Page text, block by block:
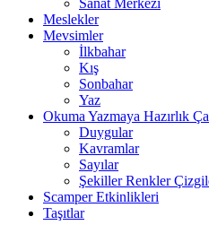
Meslekler
Mevsimler
İlkbahar
Kış
Sonbahar
Yaz
Okuma Yazmaya Hazırlık
Duygular
Kavramlar
Sayılar
Şekiller Renkler
Scamper Etkinlikleri
Taşıtlar